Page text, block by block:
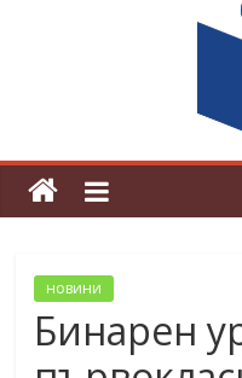
Магията на
новини
Бинарен